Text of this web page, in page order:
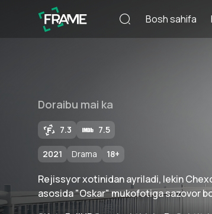
Bosh sahifa
Doraibu mai ka
7.3 7.5
2021 Drama 18+
Rejissyor xotinidan ayriladi, lekin
asosida "Oskar" mukofotiga sazovor